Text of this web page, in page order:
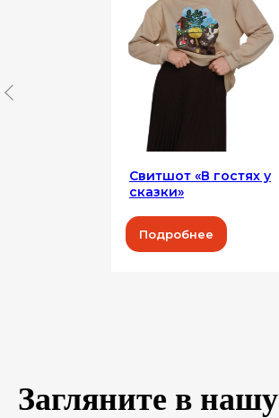
Свитшот «‎В гостях у
сказки»‎
Подробнее
Загляните в нашy